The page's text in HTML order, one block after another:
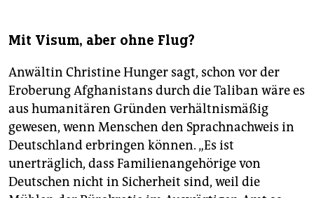
Mit Visum, aber ohne Flug?
Anwältin Christine Hunger sagt, schon vor der
Eroberung Afghanistans durch die Taliban wäre es
aus humanitären Gründen verhältnismäßig
gewesen, wenn Menschen den Sprachnachweis in
Deutschland erbringen können. „Es ist
unerträglich, dass Familienangehörige von
Deutschen nicht in Sicherheit sind, weil die